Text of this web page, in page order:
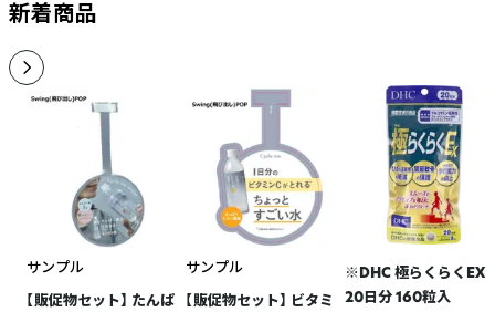
新着商品
サンプル
【販促物セット】 たんぱ
サンプル
【販促物セット】 ビタミ
※DHC 極らくらくEX
20日分 160粒入